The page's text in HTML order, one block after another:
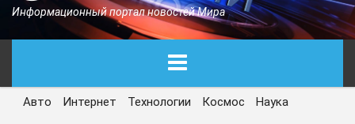
Информационный портал новостей Мира
ГЛАВНАЯ
Авто Интернет Технологии Космос Наука